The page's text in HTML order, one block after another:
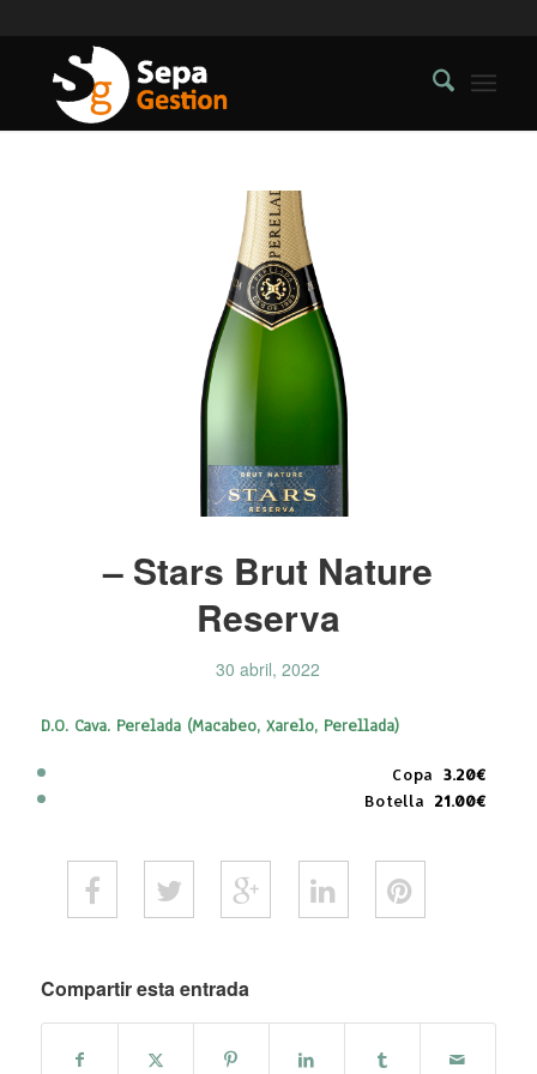
– Stars Brut Nature
Reserva
30 abril, 2022
D.O. Cava. Perelada (Macabeo, Xarelo, Perellada)
Copa
3.20€
Botella
21.00€
Compartir esta entrada